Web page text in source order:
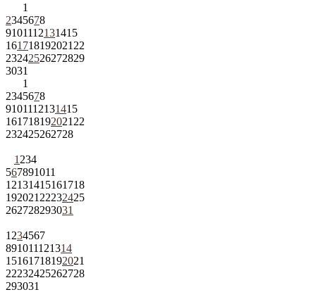
1
2345678
9101112131415
161718192021 22
23242526272829
3031
1
2345678
9101112131415
161718192021 22
232425262728
1 234
567891011
12131415161718
192021 22232425
262728293031
1 234567
891011121314
15161718192021
22232425262728
293031